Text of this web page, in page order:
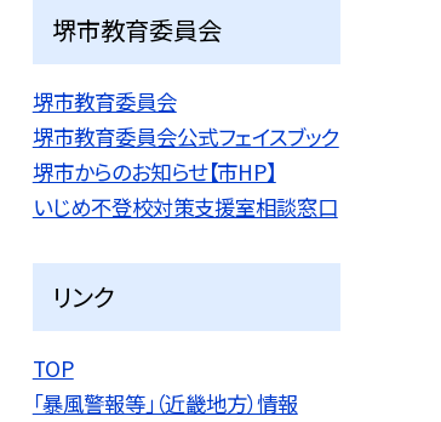
堺市教育委員会
堺市教育委員会
堺市教育委員会公式フェイスブック
堺市からのお知らせ【市HP】
いじめ不登校対策支援室相談窓口
リンク
TOP
「暴風警報等」（近畿地方）情報